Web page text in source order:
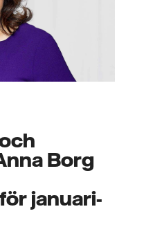
Borg
januari-